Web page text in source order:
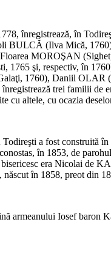
înregistrează, în
BULCĂ (Ilva Mică,
MOROŞAN
1765 şi, respectiv, în
1760), Daniil
înregistrează trei familii
cu altele, cu ocazia
a fost construită
în 1853, de
era Nicolai de
în 1858, preot din
armeanului Iosef baron